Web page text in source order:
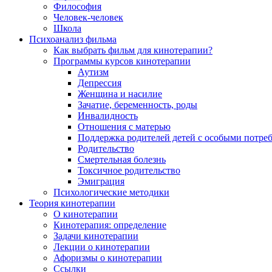
Философия
Человек-человек
Школа
Психоанализ фильма
Как выбрать фильм для кинотерапии?
Программы курсов кинотерапии
Аутизм
Депрессия
Женщина и насилие
Зачатие, беременность, роды
Инвалидность
Отношения с матерью
Поддержка родителей детей с особыми
Родительство
Смертельная болезнь
Токсичное родительство
Эмиграция
Психологические методики
Теория кинотерапии
О кинотерапии
Кинотерапия: определение
Задачи кинотерапии
Лекции о кинотерапии
Афоризмы о кинотерапии
Ссылки